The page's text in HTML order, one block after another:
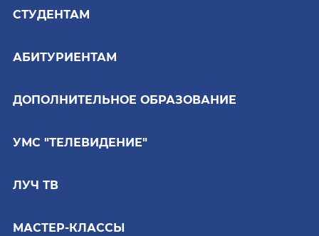
СТУДЕНТАМ
АБИТУРИЕНТАМ
ДОПОЛНИТЕЛЬНОЕ ОБРАЗОВАНИЕ
УМС "ТЕЛЕВИДЕНИЕ"
ЛУЧ ТВ
МАСТЕР-КЛАССЫ